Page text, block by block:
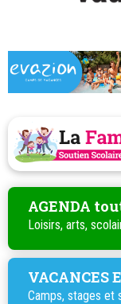
AGENDA
Loisirs, arts,
VACANCES
Camps, stages et